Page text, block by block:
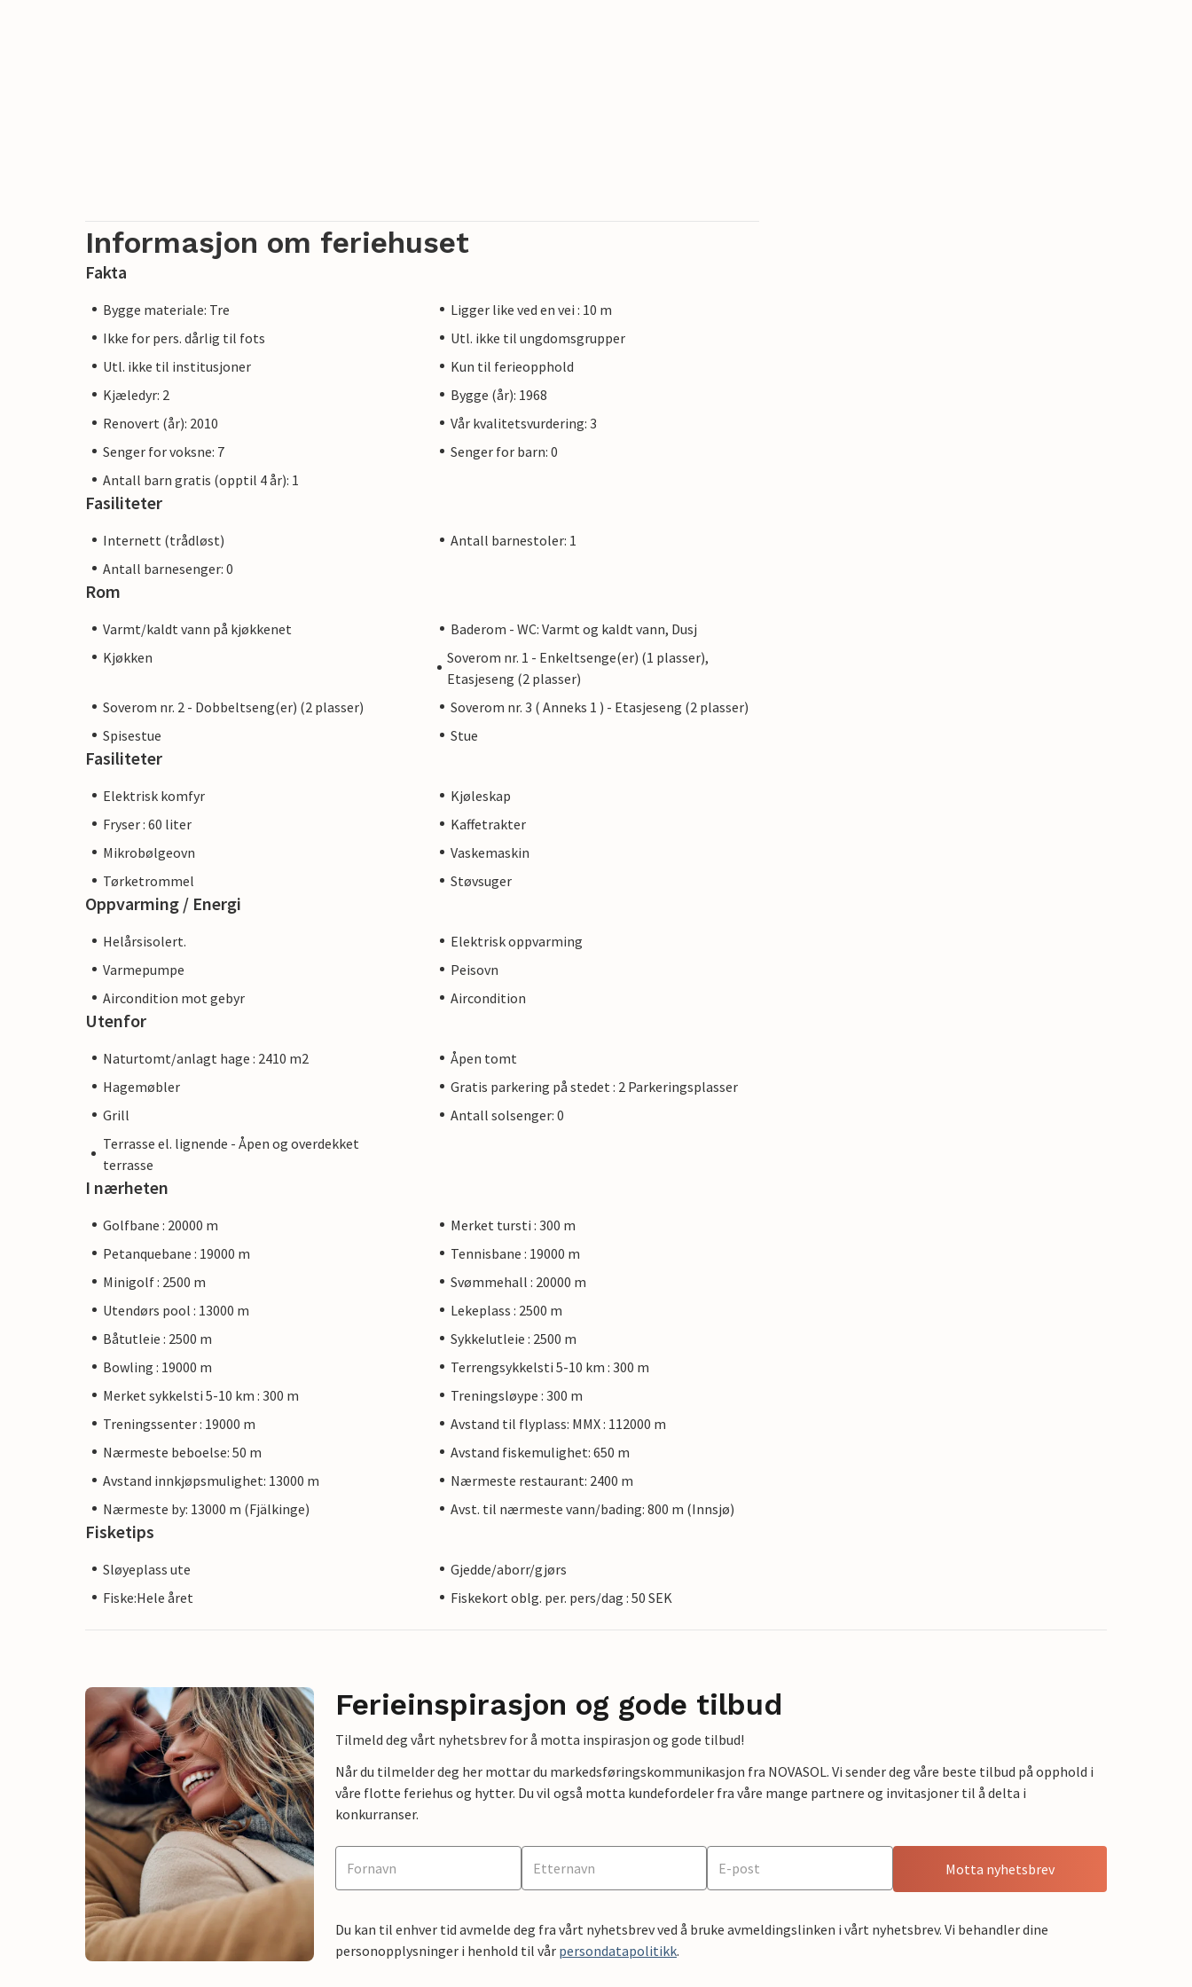
Informasjon om feriehuset
Fakta
Bygge materiale: Tre
Ligger like ved en vei : 10 m
Ikke for pers. dårlig til fots
Utl. ikke til ungdomsgrupper
Utl. ikke til institusjoner
Kun til ferieopphold
Kjæledyr: 2
Bygge (år): 1968
Renovert (år): 2010
Vår kvalitetsvurdering: 3
Senger for voksne: 7
Senger for barn: 0
Antall barn gratis (opptil 4 år): 1
Fasiliteter
Internett (trådløst)
Antall barnestoler: 1
Antall barnesenger: 0
Rom
Varmt/kaldt vann på kjøkkenet
Baderom - WC: Varmt og kaldt vann, Dusj
Kjøkken
Soverom nr. 1 - Enkeltsenge(er) (1 plasser),
Etasjeseng (2 plasser)
Soverom nr. 2 - Dobbeltseng(er) (2 plasser)
Soverom nr. 3 ( Anneks 1 ) - Etasjeseng (2 plasser)
Spisestue
Stue
Fasiliteter
Elektrisk komfyr
Kjøleskap
Fryser : 60 liter
Kaffetrakter
Mikrobølgeovn
Vaskemaskin
Tørketrommel
Støvsuger
Oppvarming / Energi
Helårsisolert.
Elektrisk oppvarming
Varmepumpe
Peisovn
Aircondition mot gebyr
Aircondition
Utenfor
Naturtomt/anlagt hage : 2410 m2
Åpen tomt
Hagemøbler
Gratis parkering på stedet : 2 Parkeringsplasser
Grill
Antall solsenger: 0
Terrasse el. lignende - Åpen og overdekket
terrasse
I nærheten
Golfbane : 20000 m
Merket tursti : 300 m
Petanquebane : 19000 m
Tennisbane : 19000 m
Minigolf : 2500 m
Svømmehall : 20000 m
Utendørs pool : 13000 m
Lekeplass : 2500 m
Båtutleie : 2500 m
Sykkelutleie : 2500 m
Bowling : 19000 m
Terrengsykkelsti 5-10 km : 300 m
Merket sykkelsti 5-10 km : 300 m
Treningsløype : 300 m
Treningssenter : 19000 m
Avstand til flyplass: MMX : 112000 m
Nærmeste beboelse: 50 m
Avstand fiskemulighet: 650 m
Avstand innkjøpsmulighet: 13000 m
Nærmeste restaurant: 2400 m
Nærmeste by: 13000 m (Fjälkinge)
Avst. til nærmeste vann/bading: 800 m (Innsjø)
Fisketips
Sløyeplass ute
Gjedde/aborr/gjørs
Fiske:Hele året
Fiskekort oblg. per. pers/dag : 50 SEK
Ferieinspirasjon og gode tilbud
Tilmeld deg vårt nyhetsbrev for å motta inspirasjon og gode tilbud!
Når du tilmelder deg her mottar du markedsføringskommunikasjon fra NOVASOL. Vi sender deg våre beste tilbud på opphold i
våre flotte feriehus og hytter. Du vil også motta kundefordeler fra våre mange partnere og invitasjoner til å delta i
konkurranser.
Motta nyhetsbrev
Du kan til enhver tid avmelde deg fra vårt nyhetsbrev ved å bruke avmeldingslinken i vårt nyhetsbrev. Vi behandler dine
personopplysninger i henhold til vår persondatapolitikk.